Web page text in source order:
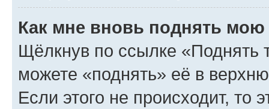
Как мне вновь поднять мою
Щёлкнув по ссылке «Поднять
можете «поднять» её в
Если этого не происходит, то